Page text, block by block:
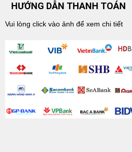
HƯỚNG DẪN THANH TOÁN
Vui lòng click vào ảnh để xem chi tiết